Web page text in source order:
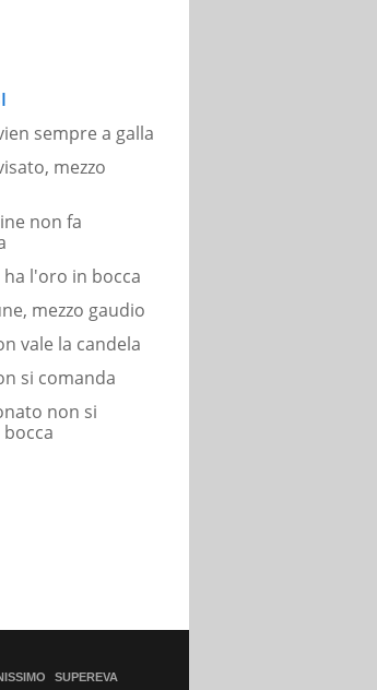
sempre a galla
mezzo
non fa
l'oro in bocca
mezzo gaudio
vale la candela
si comanda
non si
SUPEREVA